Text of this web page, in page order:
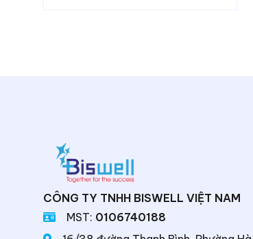
CÔNG TY TNHH BISWELL VIỆT NAM
MST: 0106740188